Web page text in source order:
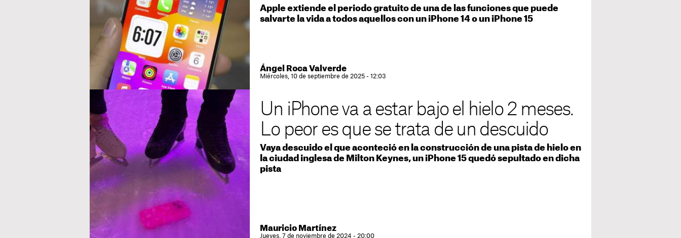
Dynamic Island y, además, incorporan una
nueva cámara principal de 48
mucho más resistente y ligero, además e
una enorme mejora en las cámaras.
Apple extiende el periodo gratuito de una de las funciones que puede
salvarte la vida a todos aquellos con un iPhone 14 o un iPhone 15
Ángel Roca Valverde
Miércoles, 10 de septiembre de 2025 - 12:03
Un iPhone va a estar bajo el hielo 2 meses.
Lo peor es que se trata de un descuido
Vaya descuido el que aconteció en la construcción de una pista de hielo en
la ciudad inglesa de Milton Keynes, un iPhone 15 quedó sepultado en dicha
pista
Mauricio Martínez
Jueves, 7 de noviembre de 2024 - 20:00